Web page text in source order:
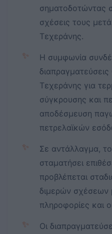
σηματοδοτώντας
σχέσεις τους μετά
Τεχεράνης.
✨
Η συμφωνία
Τεχεράνης για
σύγκρουσης και
αποδέσμευση
πετρελαϊκών
✨
Σε αντάλλαγμα,
σταματήσει
προβλέπεται
διμερών σχέσεων
πληροφορίες και
✨
Οι